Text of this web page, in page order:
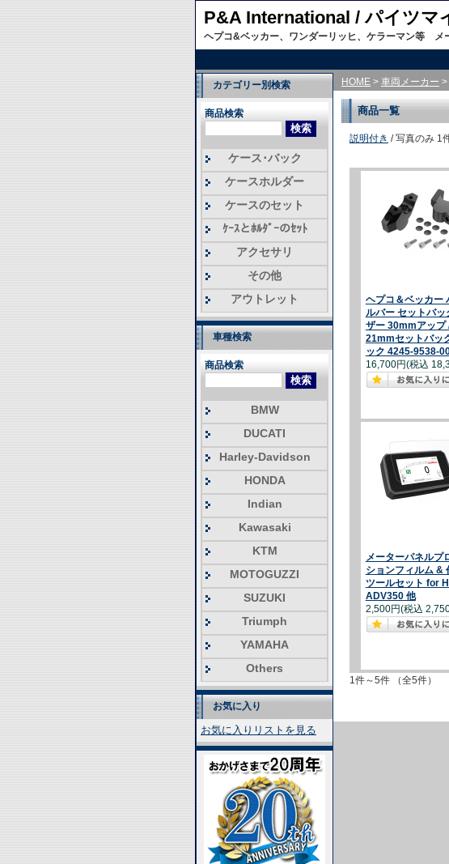
P&A International / パイツマ
ヘプコ&ベッカー、ワンダーリッヒ、ケラーマン等 メ
カテゴリー別検索
商品検索
ケース･バック
ケースホルダー
ケースのセット
ｹｰｽとﾎﾙﾀﾞｰのｾｯﾄ
アクセサリ
その他
アウトレット
車種検索
商品検索
BMW
DUCATI
Harley-Davidson
HONDA
Indian
Kawasaki
KTM
MOTOGUZZI
SUZUKI
Triumph
YAMAHA
Others
お気に入り
お気に入りリストを見る
HOME > 車両メーカー >
商品一覧
説明付き / 写真のみ 1
ヘプコ＆ベッカー
ルバー セットバッ
ザー 30mmアップ
21mmセットバッ
ック 4245-9538-
16,700円(税込
メーターパネルプ
ションフィルム &
ツールセット for
ADV350 他
2,500円(税込
1件～5件 （全5件）